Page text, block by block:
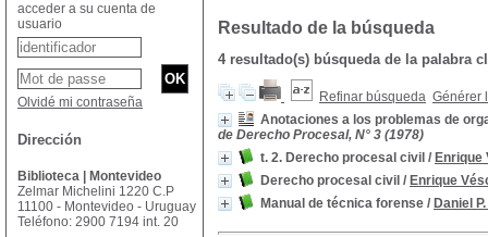
Resultado de la búsqueda
4 resultado(s) búsqueda de la palabra
Refinar búsqueda Générer
Anotaciones a los problemas de
de Derecho Procesal, N° 3 (1978)
t. 2. Derecho procesal civil / Enrique
Derecho procesal civil / Enrique
Manual de técnica forense / Daniel
acceder a su cuenta de
usuario
Olvidé mi contraseña
Dirección
Biblioteca | Montevideo
Zelmar Michelini 1220 C.P
11100 - Montevideo - Uruguay
Teléfono: 2900 7194 int. 20